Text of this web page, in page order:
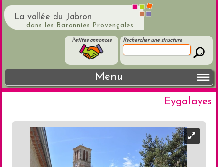
La vallée du Jabron
dans les Baronnies Provençales
Rechercher une structure
Petites annonces
Menu
Eygalayes